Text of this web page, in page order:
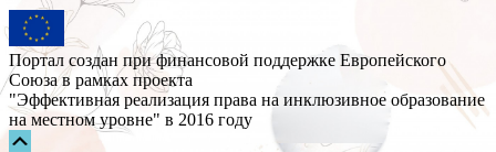
Портал создан при финансовой поддержке Европейского
Союза в рамках проекта
"Эффективная реализация права на инклюзивное образование
на местном уровне" в 2016 году
Прокрутка